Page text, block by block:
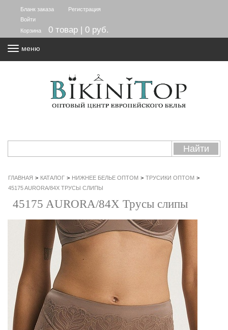
Бланк заказа
Регистрация
Войти
Корзина
0 товар | 0 руб.
меню
ГЛАВНАЯ > КАТАЛОГ > НИЖНЕЕ БЕЛЬЕ ОПТОМ > ТРУСИКИ ОПТОМ >
45175 AURORA/84X ТРУСЫ СЛИПЫ
45175 AURORA/84X Трусы слипы